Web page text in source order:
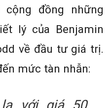
cộng đồng những
lý của Benjamin
về đầu tư giá trị.
mức tàn nhẫn: